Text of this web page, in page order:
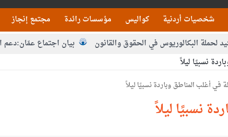
شخصيات أردنية كواليس مؤسسات رائدة مجتمع إنجاز
في الحقوق والقانون بيان اجتماع عمّان:دعم
من التوفيق
نسبيًا ليلاً
نسبيًا ليلاً